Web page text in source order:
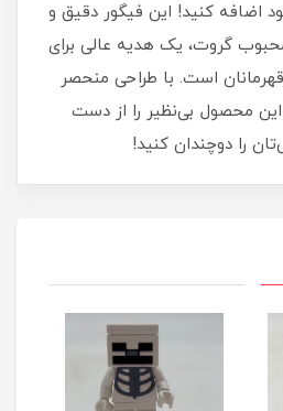
اضافه کنید! این فیگور دقیق و
گروت، یک هدیه عالی برای
است. با طراحی منحصر
محصول بی‌نظیر را از دست
را دوچندان کنید!